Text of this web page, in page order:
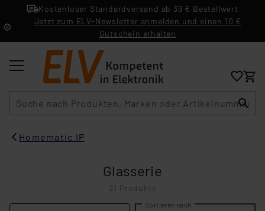
Kostenloser Standardversand ab 39 € Bestellwert
Jetzt zum ELV-Newsletter anmelden und einen 10 €
Gutschein erhalten
Homematic IP
Glasserie
21 Produkte
Sortieren nach